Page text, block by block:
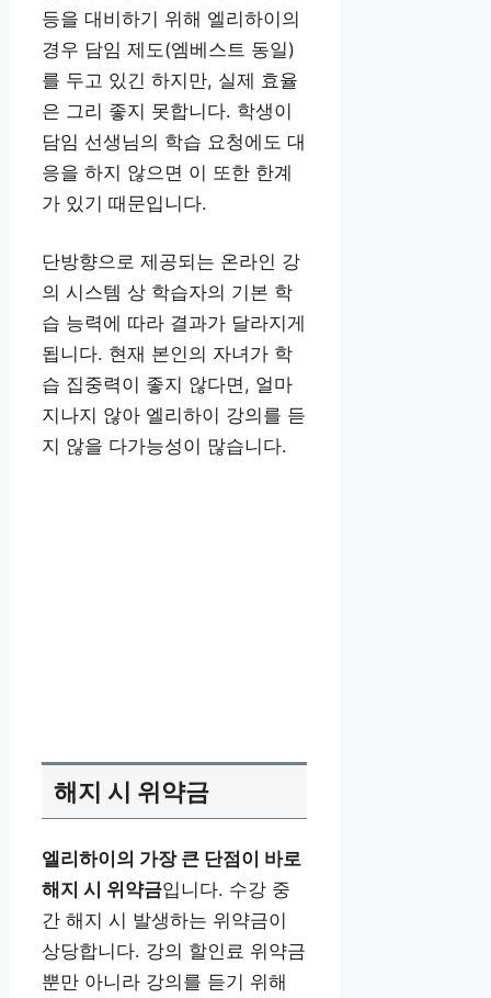
등을 대비하기 위해 엘리하이의
경우 담임 제도(엠베스트 동일)
를 두고 있긴 하지만, 실제 효율
은 그리 좋지 못합니다. 학생이
담임 선생님의 학습 요청에도 대
응을 하지 않으면 이 또한 한계
가 있기 때문입니다.
단방향으로 제공되는 온라인 강
의 시스템 상 학습자의 기본 학
습 능력에 따라 결과가 달라지게
됩니다. 현재 본인의 자녀가 학
습 집중력이 좋지 않다면, 얼마
지나지 않아 엘리하이 강의를 듣
지 않을 다가능성이 많습니다.
해지 시 위약금
엘리하이의 가장 큰 단점이 바로
해지 시 위약금입니다. 수강 중
간 해지 시 발생하는 위약금이
상당합니다. 강의 할인료 위약금
뿐만 아니라 강의를 듣기 위해